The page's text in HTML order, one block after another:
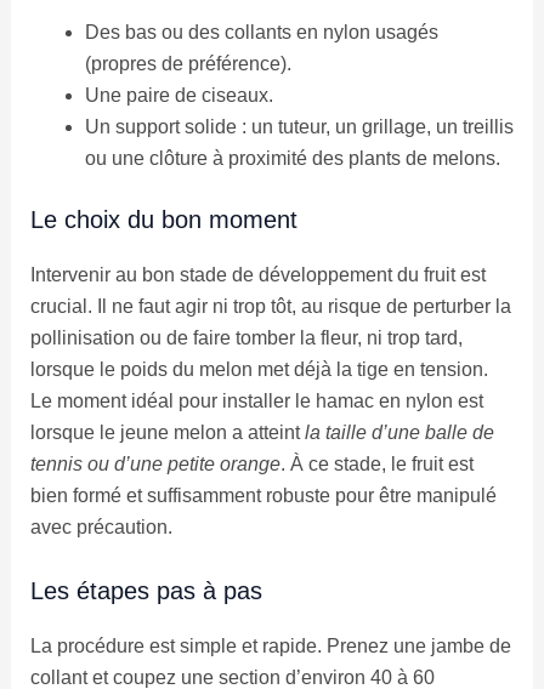
Des bas ou des collants en nylon usagés
(propres de préférence).
Une paire de ciseaux.
Un support solide : un tuteur, un grillage, un treillis
ou une clôture à proximité des plants de melons.
Le choix du bon moment
Intervenir au bon stade de développement du fruit est
crucial. Il ne faut agir ni trop tôt, au risque de perturber la
pollinisation ou de faire tomber la fleur, ni trop tard,
lorsque le poids du melon met déjà la tige en tension.
Le moment idéal pour installer le hamac en nylon est
lorsque le jeune melon a atteintla taille d’une balle de
tennis ou d’une petite orange. À ce stade, le fruit est
bien formé et suffisamment robuste pour être manipulé
avec précaution.
Les étapes pas à pas
La procédure est simple et rapide. Prenez une jambe de
collant et coupez une section d’environ 40 à 60